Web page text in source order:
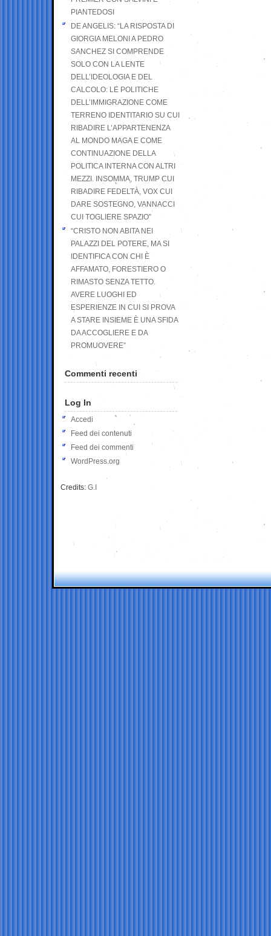
PIANTEDOSI
DE ANGELIS: “LA RISPOSTA DI
GIORGIA MELONI A PEDRO
SANCHEZ SI COMPRENDE
SOLO CON LA LENTE
DELL’IDEOLOGIA E DEL
CALCOLO: LE POLITICHE
DELL’IMMIGRAZIONE COME
TERRENO IDENTITARIO SU CUI
RIBADIRE L’APPARTENENZA
AL MONDO MAGA E COME
CONTINUAZIONE DELLA
POLITICA INTERNA CON ALTRI
MEZZI. INSOMMA, TRUMP CUI
RIBADIRE FEDELTÀ, VOX CUI
DARE SOSTEGNO, VANNACCI
CUI TOGLIERE SPAZIO”
“CRISTO NON ABITA NEI
PALAZZI DEL POTERE, MA SI
IDENTIFICA CON CHI È
AFFAMATO, FORESTIERO O
RIMASTO SENZA TETTO.
AVERE LUOGHI ED
ESPERIENZE IN CUI SI PROVA
A STARE INSIEME È UNA SFIDA
DA ACCOGLIERE E DA
PROMUOVERE”
Commenti recenti
Log In
Accedi
Feed dei contenuti
Feed dei commenti
WordPress.org
Credits: G.I